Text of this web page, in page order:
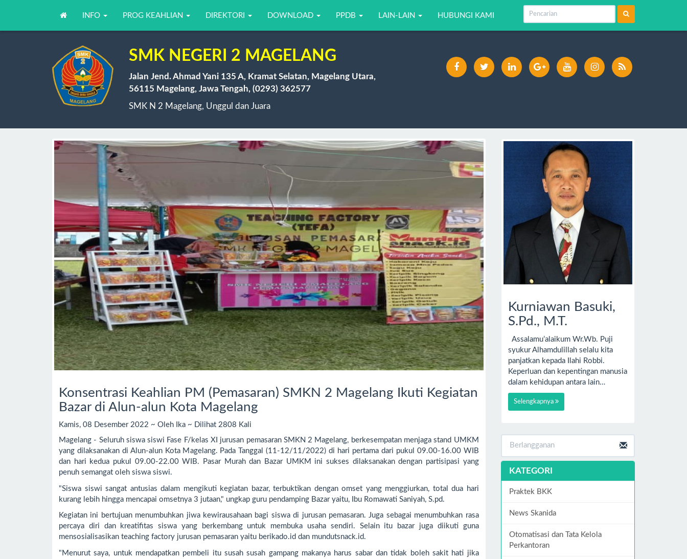
INFO PROG KEAHLIAN DIREKTORI DOWNLOAD PPDB LAIN-LAIN HUBUNGI KAMI
SMK NEGERI 2 MAGELANG
Jalan Jend. Ahmad Yani 135 A, Kramat Selatan, Magelang Utara,
56115 Magelang, Jawa Tengah, (0293) 362577
SMK N 2 Magelang, Unggul dan Juara
Konsentrasi Keahlian PM (Pemasaran) SMKN 2 Magelang Ikuti Kegiatan
Bazar di Alun-alun Kota Magelang
Kamis, 08 Desember 2022 ~ Oleh Ika ~ Dilihat 2808 Kali
Magelang - Seluruh siswa siswi Fase F/kelas XI jurusan pemasaran SMKN 2 Magelang, berkesempatan menjaga stand UMKM
yang dilaksanakan di Alun-alun Kota Magelang. Pada Tanggal (11-12/11/2022) di hari pertama dari pukul 09.00-16.00 WIB
dan hari kedua pukul 09.00-22.00 WIB. Pasar Murah dan Bazar UMKM ini sukses dilaksanakan dengan partisipasi yang
penuh semangat oleh siswa siswi.
"Siswa siswi sangat antusias dalam mengikuti kegiatan bazar, terbuktikan dengan omset yang menggiurkan, total dua hari
kurang lebih hingga mencapai omsetnya 3 jutaan," ungkap guru pendamping Bazar yaitu, Ibu Romawati Saniyah, S.pd.
Kegiatan ini bertujuan menumbuhkan jiwa kewirausahaan bagi siswa di jurusan pemasaran. Juga sebagai menumbuhkan rasa
percaya diri dan kreatifitas siswa yang berkembang untuk membuka usaha sendiri. Selain itu bazar juga diikuti guna
mensosialisasikan teaching factory jurusan pemasaran yaitu berikado.id dan mundutsnack.id.
"Menurut saya, untuk mendapatkan pembeli itu susah susah gampang makanya harus sabar dan tidak boleh sakit hati jika
Kurniawan Basuki,
S.Pd., M.T.
Assalamu’alaikum Wr.Wb. Puji
syukur Alhamdulillah selalu kita
panjatkan kepada Ilahi Robbi.
Keperluan dan kepentingan manusia
dalam kehidupan antara lain…
Selengkapnya
KATEGORI
Praktek BKK
News Skanida
Otomatisasi dan Tata Kelola
Perkantoran